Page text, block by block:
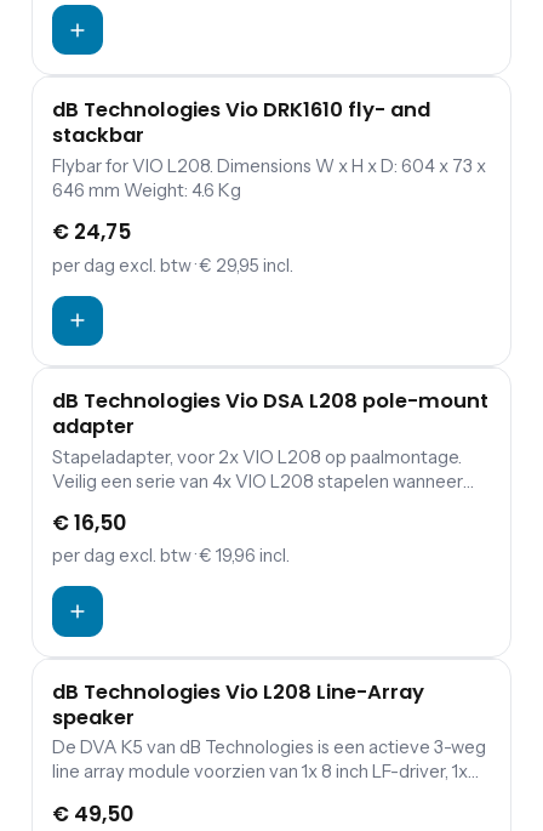
dB Technologies Vio DRK1610 fly- and
stackbar
Flybar for VIO L208. Dimensions W x H x D: 604 x 73 x
646 mm Weight: 4.6 Kg
€ 24,75
per dag excl. btw· € 29,95 incl.
dB Technologies Vio DSA L208 pole-mount
adapter
Stapeladapter, voor 2x VIO L208 op paalmontage.
Veilig een serie van 4x VIO L208 stapelen wanneer
Afmetingen B x H x D: 532 x 177 x 453 Gewicht: 4 Kg
€ 16,50
per dag excl. btw· € 19,96 incl.
dB Technologies Vio L208 Line-Array
speaker
De DVA K5 van dB Technologies is een actieve 3-weg
line array module voorzien van 1x 8 inch LF-driver, 1x
RMS-vermogen van de module betreft 500W. Omdat
€ 49,50